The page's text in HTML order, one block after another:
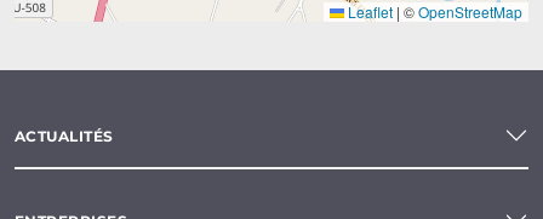
Leaflet | ©OpenStreetMap
ACTUALITÉS